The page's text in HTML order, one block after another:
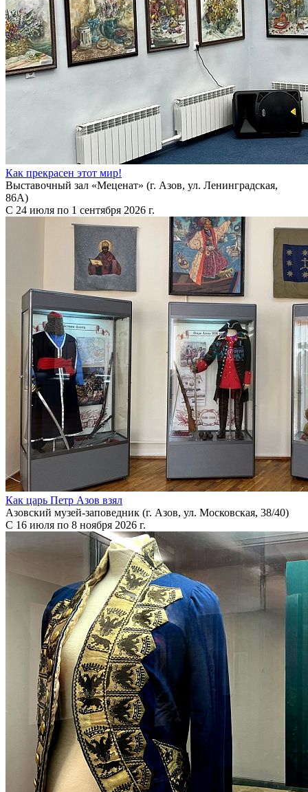
Как прекрасен этот мир!
Выставочный зал «Меценат» (г. Азов, ул. Ленинградская,
86А)
С 24 июля по 1 сентября 2026 г.
Как царь Петр Азов взял
Азовский музей-заповедник (г. Азов, ул. Московская, 38/40)
С 16 июля по 8 ноября 2026 г.